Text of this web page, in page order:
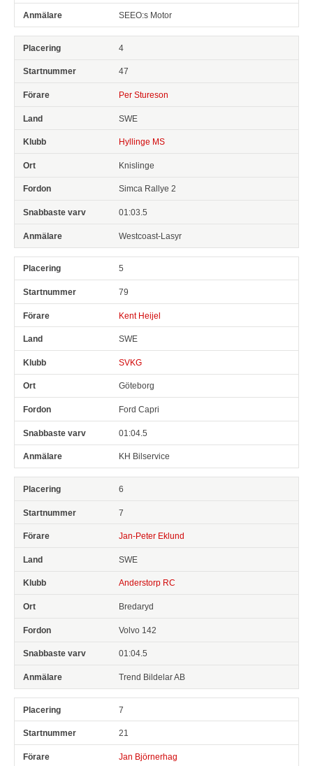
SEEO:s Motor
4
47
Per Stureson
SWE
Hyllinge MS
Knislinge
Simca Rallye 2
01:03.5
Westcoast-Lasyr
5
79
Kent Heijel
SWE
SVKG
Göteborg
Ford Capri
01:04.5
KH Bilservice
6
7
Jan-Peter Eklund
SWE
Anderstorp RC
Bredaryd
Volvo 142
01:04.5
Trend Bildelar AB
7
21
Jan Björnerhag